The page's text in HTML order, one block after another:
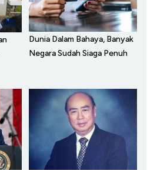
Dunia Dalam Bahaya, Banyak
Negara Sudah Siaga Penuh